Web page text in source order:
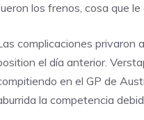
los frenos, cosa que
complicaciones privaron
el día anterior.
en el GP de
la competencia